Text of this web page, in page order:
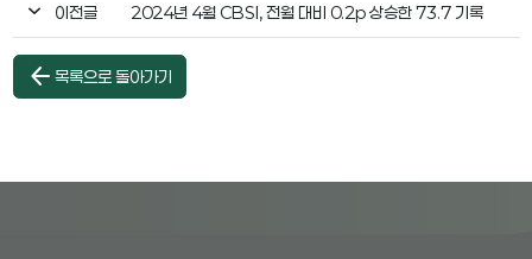
이전글 2024년 4월 CBSI, 전월 대비 0.2p 상승한 73.7 기록
arrow_back 목록으로 돌아가기